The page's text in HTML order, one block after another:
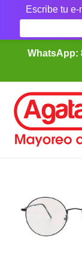
Escribe tu
directamente
contenido
WhatsApp: